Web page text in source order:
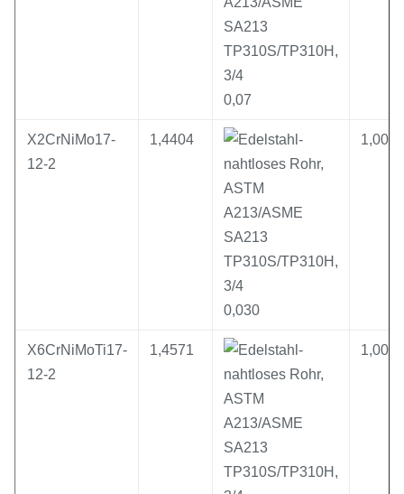
0,07
X2CrNiMo17-
12-2
1,4404
0,030
1,00
X6CrNiMoTi17-
12-2
1,4571 1,00